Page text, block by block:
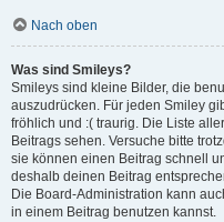
Nach oben
Was sind Smileys?
Smileys sind kleine Bilder, die
auszudrücken. Für jeden Smiley
fröhlich und :( traurig. Die Liste
Beitrags sehen. Versuche bitte
sie können einen Beitrag schnell
deshalb deinen Beitrag
Die Board-Administration kann
in einem Beitrag benutzen kannst.